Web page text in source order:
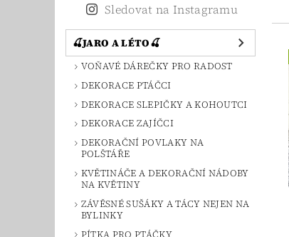
Sledovat na Instagramu
🍒JARO A LÉTO🍒
VOŇAVÉ DÁREČKY PRO RADOST
DEKORACE PTÁČCI
DEKORACE SLEPIČKY A KOHOUTCI
DEKORACE ZAJÍČCI
DEKORAČNÍ POVLAKY NA
POLŠTÁŘE
KVĚTINÁČE A DEKORAČNÍ NÁDOBY
NA KVĚTINY
ZÁVĚSNÉ SUŠÁKY A TÁCY NEJEN NA
BYLINKY
PÍTKA PRO PTÁČKY